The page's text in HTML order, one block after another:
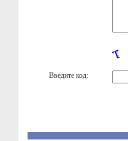
Введите код: